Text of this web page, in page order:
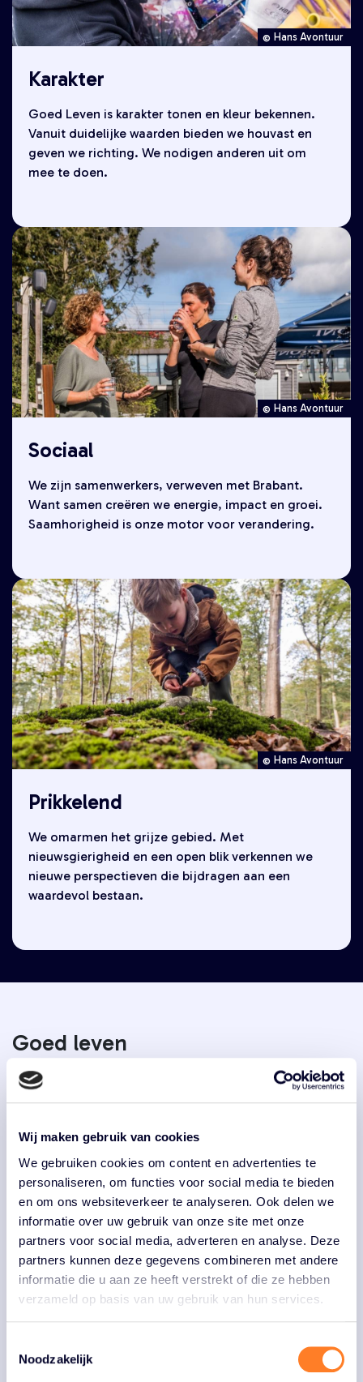
Wij maken gebruik van cookies
We gebruiken cookies om content en advertenties te
personaliseren, om functies voor social media te bieden
en om ons websiteverkeer te analyseren. Ook delen we
informatie over uw gebruik van onze site met onze
partners voor social media, adverteren en analyse. Deze
partners kunnen deze gegevens combineren met andere
informatie die u aan ze heeft verstrekt of die ze hebben
verzameld op basis van uw gebruik van hun services.
Noodzakelijk
Hans Avontuur
Karakter
Goed Leven is karakter tonen en kleur bekennen.
Vanuit duidelijke waarden bieden we houvast en
geven we richting. We nodigen anderen uit om
mee te doen.
Hans Avontuur
Sociaal
We zijn samenwerkers, verweven met Brabant.
Want samen creëren we energie, impact en groei.
Saamhorigheid is onze motor voor verandering.
Hans Avontuur
Prikkelend
We omarmen het grijze gebied. Met
nieuwsgierigheid en een open blik verkennen we
nieuwe perspectieven die bijdragen aan een
waardevol bestaan.
Goed leven
Wij geloven dat Goed Leven de sleutel is tot een
toekomstbestendig Brabant. Want alleen als het goed
Brabant een provincie om van te houden én in te
investeren. Wie het zoekt, kan Goed Leven in Brabant
vinden.
Wat Goed Leven precies is? Dat verschilt per persoon.
Wij stimuleren de veelzijdigheid van Goed Leven in
Brabant en delen de verhalen, mensen en plekken die het
karakter van de provincie vormen.
internationale campagne, waarin bezoekers en inwoners